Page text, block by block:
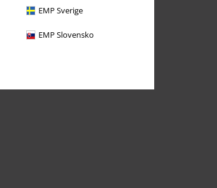
EMP Sverige
EMP Slovensko